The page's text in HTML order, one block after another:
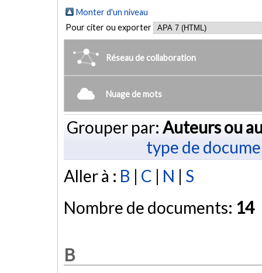
Monter d'un niveau
Pour citer ou exporter
Réseau de collaboration
Nuage de mots
Grouper par: Auteurs ou
type de
Aller à : B | C | N | S
Nombre de documents: 14
B